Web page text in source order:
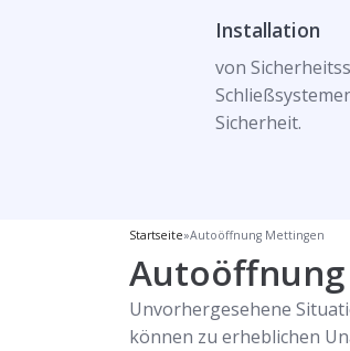
Installation
von
Sicherheit.
Startseite»Autoöffnung Mettingen
Autoöffnung
Unvorhergesehene
können zu erheblichen